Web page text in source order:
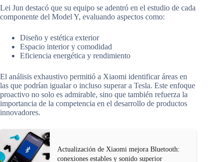
Lei Jun destacó que su equipo se adentró en el estudio de cada
componente del Model Y, evaluando aspectos como:
Diseño y estética exterior
Espacio interior y comodidad
Eficiencia energética y rendimiento
El análisis exhaustivo permitió a Xiaomi identificar áreas en
las que podrían igualar o incluso superar a Tesla. Este enfoque
proactivo no solo es admirable, sino que también refuerza la
importancia de la competencia en el desarrollo de productos
innovadores.
Actualización de Xiaomi mejora Bluetooth:
conexiones estables y sonido superior